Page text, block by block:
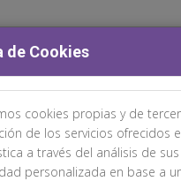
de Cookies
cookies propias y de
de los servicios ofrecidos
a través del análisis de
personalizada en base a
ÁREA CIENTÍFICA